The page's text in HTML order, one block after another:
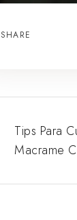
SHARE
Tips Para
Macrame